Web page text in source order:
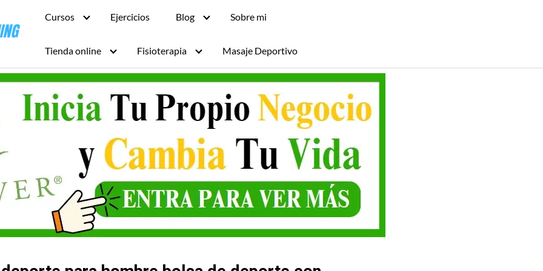
Cursos Ejercicios Blog Sobre mi
Tienda online Fisioterapia Masaje Deportivo